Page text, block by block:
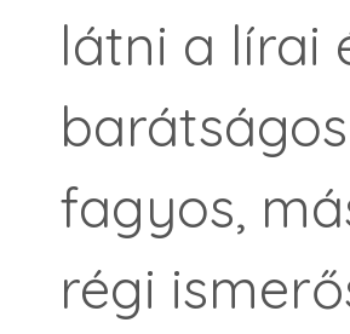
látni a lírai
fagyos,
régi